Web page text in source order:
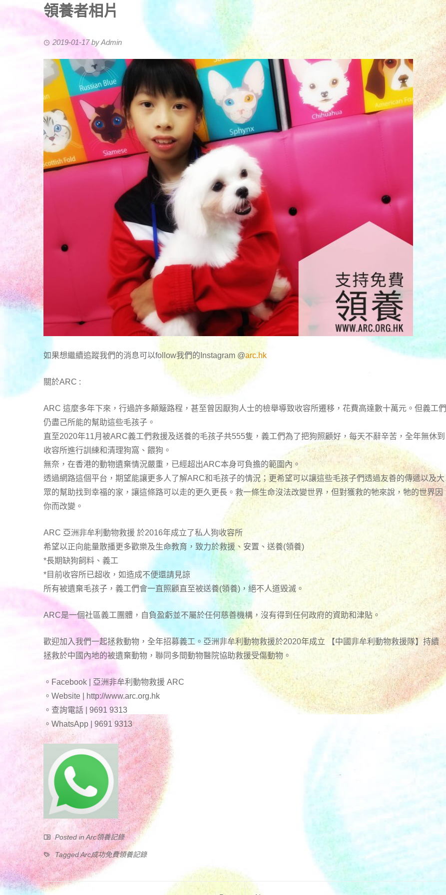
領養者相片
2019-01-17byAdmin
如果想繼續追蹤我們的消息可以follow我們的Instagram @arc.hk
關於ARC :
ARC 這麼多年下來，行過許多顛簸路程，甚至曾因厭狗人士的檢舉導致收容所遷移，花費高達數十萬元。但義工們
仍盡己所能的幫助這些毛孩子。
直至2020年11月被ARC義工們救援及送養的毛孩子共555隻，義工們為了把狗照顧好，每天不辭辛苦，全年無休到
收容所進行訓練和清理狗窩、餵狗。
無奈，在香港的動物遺棄情況嚴重，已經超出ARC本身可負擔的範圍內。
透過網路這個平台，期望能讓更多人了解ARC和毛孩子的情況；更希望可以讓這些毛孩子們透過友善的傳遞以及大
眾的幫助找到幸福的家，讓這條路可以走的更久更長。救一條生命沒法改變世界，但對獲救的牠來說，牠的世界因
你而改變。
ARC 亞洲非牟利動物救援 於2016年成立了私人狗收容所
希望以正向能量散播更多歡樂及生命教育，致力於救援、安置、送養(領養)
*長期缺狗飼料、義工
*目前收容所已超收，如造成不便還請見諒
所有被遺棄毛孩子，義工們會一直照顧直至被送養(領養)，絕不人道毁滅。
ARC是一個社區義工團體，自負盈虧並不屬於任何慈善機構，沒有得到任何政府的資助和津貼。
歡迎加入我們一起拯救動物，全年招募義工。亞洲非牟利動物救援於2020年成立 【中國非牟利動物救援隊】持續
拯救於中國內地的被遺棄動物，聯同多間動物醫院協助救援受傷動物。
。Facebook | 亞洲非牟利動物救援 ARC
。Website | http://www.arc.org.hk
。查詢電話 | 9691 9313
。WhatsApp | 9691 9313
Posted in Arc領養記錄
TaggedArc成功免費領養記錄